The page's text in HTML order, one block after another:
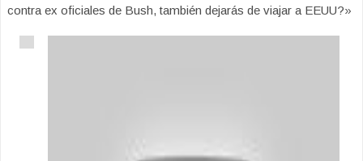
contra ex oficiales de Bush, también dejarás de viajar a EEUU?»